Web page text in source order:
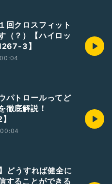
回クロスフィット
（？）【ハイロッ
3】
パトロールってど
徹底解説！
どうすれば健全に
することができる